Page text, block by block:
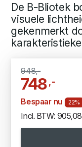
De B-Bliotek
visuele
gekenmerkt
948,-
748,-
Bespaar nu 22%
Incl. BTW: 905,08